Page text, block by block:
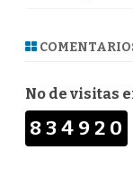
No de visitas
834920